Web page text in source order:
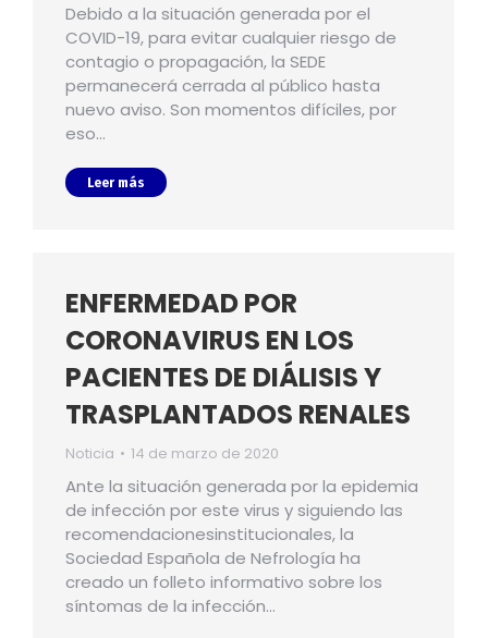
Debido a la situación generada por el
COVID-19, para evitar cualquier riesgo de
contagio o propagación, la SEDE
permanecerá cerrada al público hasta
nuevo aviso. Son momentos difíciles, por
eso…
Leer más
ENFERMEDAD POR
CORONAVIRUS EN LOS
PACIENTES DE DIÁLISIS Y
TRASPLANTADOS RENALES
Noticia 14 de marzo de 2020
Ante la situación generada por la epidemia
de infección por este virus y siguiendo las
recomendacionesinstitucionales, la
Sociedad Española de Nefrología ha
creado un folleto informativo sobre los
síntomas de la infección…